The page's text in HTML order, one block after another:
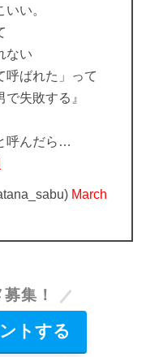
い。
ない
呼ばれた」って
失敗する』
呼んだら…
March
集！
トする